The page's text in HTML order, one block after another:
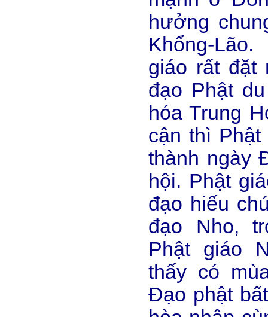
hưởng
Khổng-
giáo rất đặt
đạo Phật
hóa Trung
cận thì
thành ngày
hội. Phật
đạo hiếu
đạo Nho,
Phật giáo
thấy có
Đạo phật